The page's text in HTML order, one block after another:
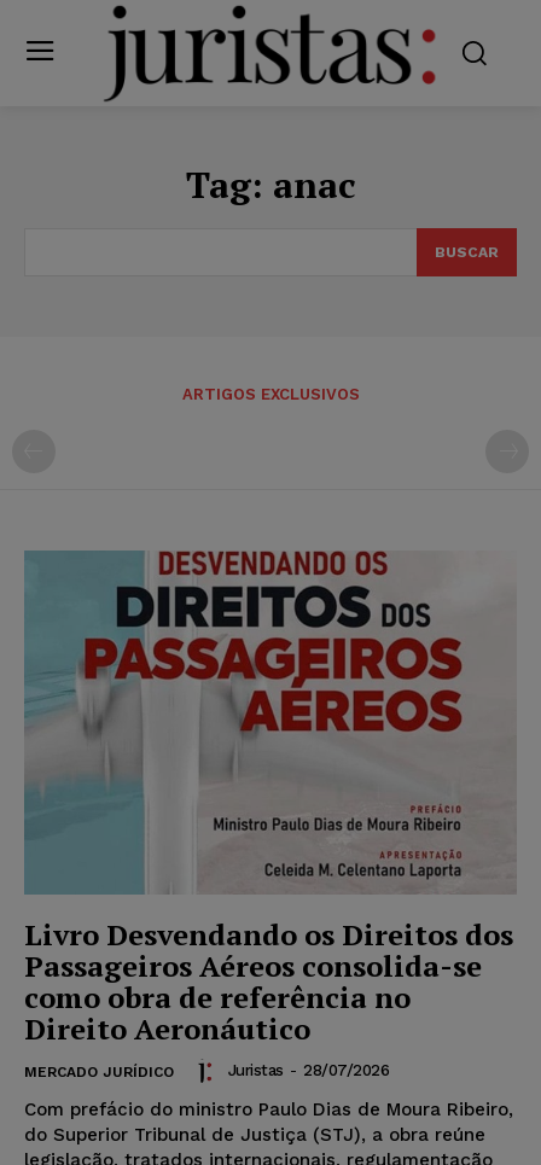
Tag: anac
BUSCAR
ARTIGOS EXCLUSIVOS
Livro Desvendando os Direitos dos
Passageiros Aéreos consolida-se
como obra de referência no
Direito Aeronáutico
MERCADO JURÍDICO Juristas - 28/07/2026
Com prefácio do ministro Paulo Dias de Moura Ribeiro,
do Superior Tribunal de Justiça (STJ), a obra reúne
legislação, tratados internacionais, regulamentação